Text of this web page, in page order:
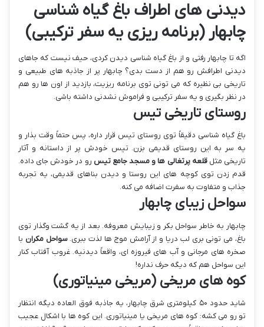
دیدنی های اطراف باغ گیاه شناسی
چابهار (برنامه ریزی یه سفر ترکیبی)
اگه تا چابهار رفتی و از باغ گیاه شناسی دیدن کردی، حیف نیست که جاهای
دیدنی اطرافش رو هم از دست بدی؟ چابهار پر از جاذبه های طبیعی و
تاریخی بی نظیره که می تونی توی برنامه ریزیت، بازدید از اون ها رو هم
در نظر بگیری و یه سفر ترکیبی و فراموش نشدنی داشته باشی.
روستای تاریخی تیس
باغ گیاه شناسی دقیقاً توی روستای تیس قرار داره، پس حتماً وقت بذار و
یه سر به این روستای قدیمی بزن. تیس خودش پر از داستانه و آثار
تاریخی مثلقلعه پرتغالی ها و مسجد جامع تیس رو در خودش جای داده.
قدم زدن توی کوچه های این روستا و دیدن بناهای قدیمی، یه تجربه
جذاب و متفاوت به سفرت اضافه می کنه.
سواحل زیبای چابهار
چابهار به خاطر سواحل بکر و زیبایش معروفه. بعد از یه گشت وگذار توی
باغ، می تونی بری لب دریا و از آرامش موج ها لذت ببری.سواحل مکران با
صخره های مرجانی و آب های فیروزه ای، واقعاً دیدنیه. غروب آفتاب کنار
این سواحل هم که دیگه حرف نداره!
کوه های مریخی (مریخی مینیاتوری)
شاید حدود ۵۰ کیلومتری شرق چابهار، یه جاذبه فوق العاده دیگه انتظار
تو رو می کشه: کوه های مریخی یا مینیاتوری. این کوه ها با اشکال عجیب